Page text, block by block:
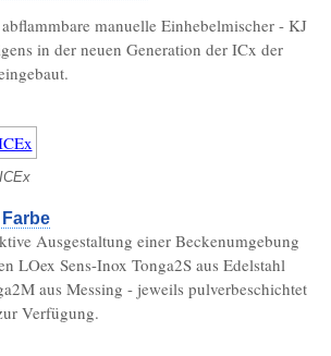
in Chrom
elektronisch
Stand
Wand AP
Wand UP
Dusche UP Sensor-
Urinal WC UP
manuelle Einhebelmischer - KJ
in der neuen Generation der ICx der
Ausgestaltung einer Beckenumgebung
LOex Sens-Inox Tonga2S aus Edelstahl
aus Messing - jeweils pulverbeschichtet
Verfügung.